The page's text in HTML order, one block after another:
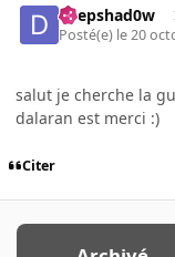
deepshad0w
Posté(e) le 20
salut je cherche la
dalaran est merci :)
Citer